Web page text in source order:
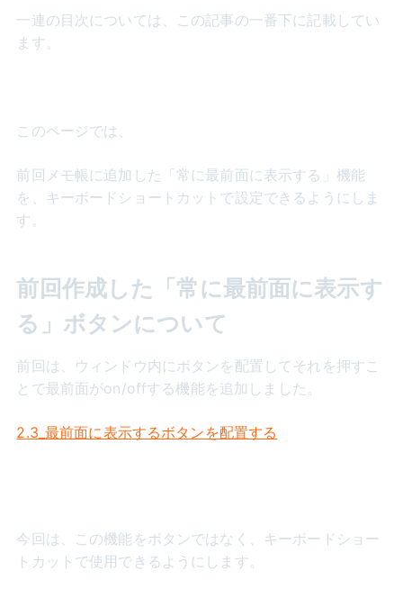
一連の目次については、この記事の一番下に記載してい
ます。
このページでは、
前回メモ帳に追加した「常に最前面に表示する」機能
を、キーボードショートカットで設定できるようにしま
す。
前回作成した「常に最前面に表示す
る」ボタンについて
前回は、ウィンドウ内にボタンを配置してそれを押すこ
とで最前面がon/offする機能を追加しました。
2.3_最前面に表示するボタンを配置する
今回は、この機能をボタンではなく、キーボードショー
トカットで使用できるようにします。